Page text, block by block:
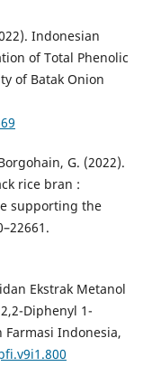
Indonesian
of Total Phenolic
of Batak Onion
G. (2022).
rice bran :
supporting the
Ekstrak Metanol
Diphenyl 1-
Farmasi Indonesia,